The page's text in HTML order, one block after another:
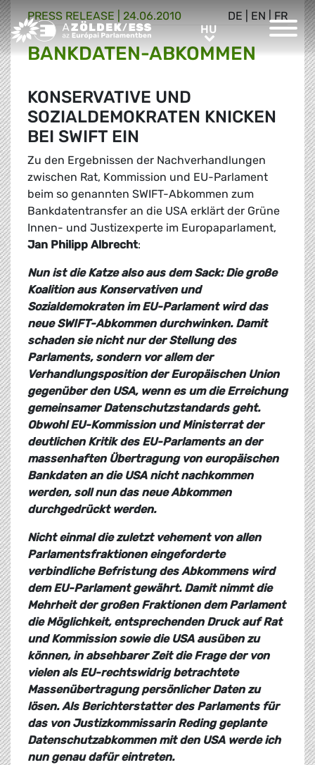
Greens/EFA Home HUHU
DE EN FR
PRESS RELEASE | 24.06.2010
BANKDATEN-ABKOMMEN
KONSERVATIVE UND
SOZIALDEMOKRATEN KNICKEN
BEI SWIFT EIN
Zu den Ergebnissen der Nachverhandlungen
zwischen Rat, Kommission und EU-Parlament
beim so genannten SWIFT-Abkommen zum
Bankdatentransfer an die USA erklärt der Grüne
Innen- und Justizexperte im Europaparlament,
Jan Philipp Albrecht:
Nun ist die Katze also aus dem Sack: Die große
Koalition aus Konservativen und
Sozialdemokraten im EU-Parlament wird das
neue SWIFT-Abkommen durchwinken. Damit
schaden sie nicht nur der Stellung des
Parlaments, sondern vor allem der
Verhandlungsposition der Europäischen Union
gegenüber den USA, wenn es um die Erreichung
gemeinsamer Datenschutzstandards geht.
Obwohl EU-Kommission und Ministerrat der
deutlichen Kritik des EU-Parlaments an der
massenhaften Übertragung von europäischen
Bankdaten an die USA nicht nachkommen
werden, soll nun das neue Abkommen
durchgedrückt werden.
Nicht einmal die zuletzt vehement von allen
Parlamentsfraktionen eingeforderte
verbindliche Befristung des Abkommens wird
dem EU-Parlament gewährt. Damit nimmt die
Mehrheit der großen Fraktionen dem Parlament
die Möglichkeit, entsprechenden Druck auf Rat
und Kommission sowie die USA ausüben zu
können, in absehbarer Zeit die Frage der von
vielen als EU-rechtswidrig betrachtete
Massenübertragung persönlicher Daten zu
lösen. Als Berichterstatter des Parlaments für
das von Justizkommissarin Reding geplante
Datenschutzabkommen mit den USA werde ich
nun genau dafür eintreten.